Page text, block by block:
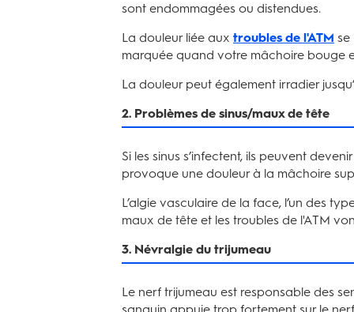
sont endommagées ou distendues.
La douleur liée aux troubles de l'ATM se
marquée quand votre mâchoire bouge
La douleur peut également irradier
2. Problèmes de sinus/maux de tête
Si les sinus s’infectent, ils peuvent
provoque une douleur à la mâchoire
L’algie vasculaire de la face, l’un des
maux de tête et les troubles de l'ATM
3. Névralgie du trijumeau
Le nerf trijumeau est responsable des